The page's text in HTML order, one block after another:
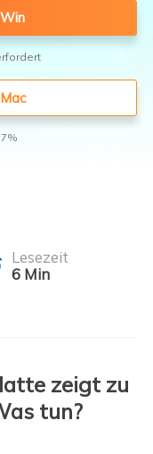
Lesezeit
6Min
zeigt zu
tun?